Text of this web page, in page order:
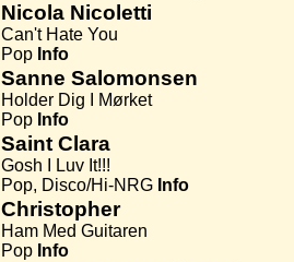
Nicola Nicoletti
Can't Hate You
Pop Info
Sanne Salomonsen
Holder Dig I Mørket
Pop Info
Saint Clara
Gosh I Luv It!!!
Pop, Disco/Hi-NRG Info
Christopher
Ham Med Guitaren
Pop Info